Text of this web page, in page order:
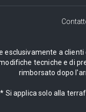
a
tecniche e di
rimborsato dopo
Si applica solo alla